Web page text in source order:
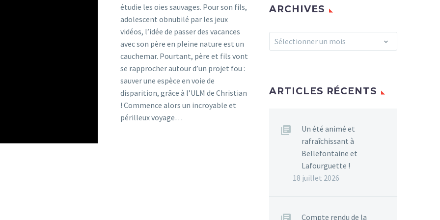
étudie les oies sauvages. Pour son fils,
adolescent obnubilé par les jeux
vidéos, l’idée de passer des vacances
avec son père en pleine nature est un
cauchemar. Pourtant, père et fils vont
se rapprocher autour d’un projet fou :
sauver une espèce en voie de
disparition, grâce à l’ULM de Christian
! Commence alors un incroyable et
périlleux voyage…
ARCHIVES
Archives
Sélectionner un mois
ARTICLES RÉCENTS
Un été animé et
rafraîchissant à
Bellefontaine et
Lafourguette !
18 juillet 2026
Compte rendu de la